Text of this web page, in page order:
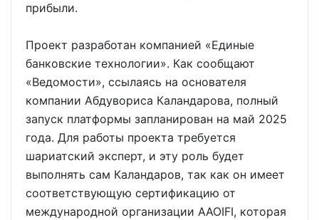
прибыли.
Проект разработан компанией «Единые
банковские технологии». Как сообщают
«Ведомости», ссылаясь на основателя
компании Абдувориса Каландарова, полный
запуск платформы запланирован на май 2025
года. Для работы проекта требуется
шариатский эксперт, и эту роль будет
выполнять сам Каландаров, так как он имеет
соответствующую сертификацию от
международной организации AAOIFI, которая